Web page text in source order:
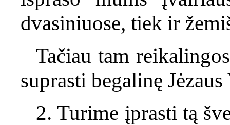
dvasiniuose, tiek ir
Tačiau tam
suprasti begalinę
2. Turime įprasti tą